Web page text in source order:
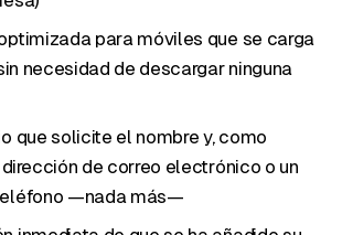
para móviles que se carga
necesidad de descargar ninguna
que solicite el nombre y, como
dirección de correo electrónico o un
—nada más—